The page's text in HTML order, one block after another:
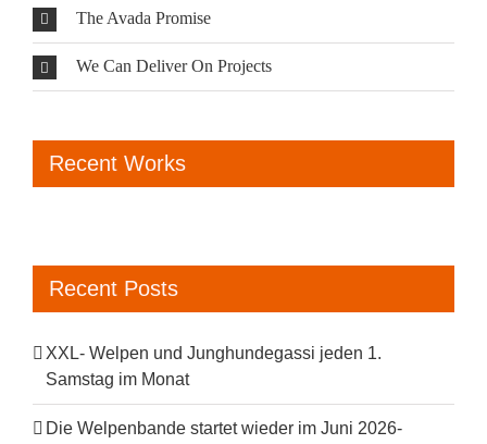
The Avada Promise
We Can Deliver On Projects
Recent Works
Recent Posts
XXL- Welpen und Junghundegassi jeden 1.
Samstag im Monat
Die Welpenbande startet wieder im Juni 2026-